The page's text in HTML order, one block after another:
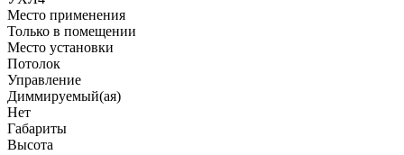
Место применения
Только в помещении
Место установки
Потолок
Управление
Диммируемый(ая)
Нет
Габариты
Высота